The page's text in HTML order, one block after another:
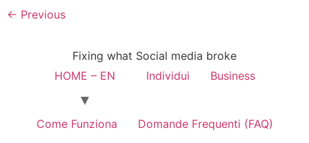
← Previous
Fixing what Social media broke
HOME – EN
Individui Business
Come Funziona
Domande Frequenti (FAQ)